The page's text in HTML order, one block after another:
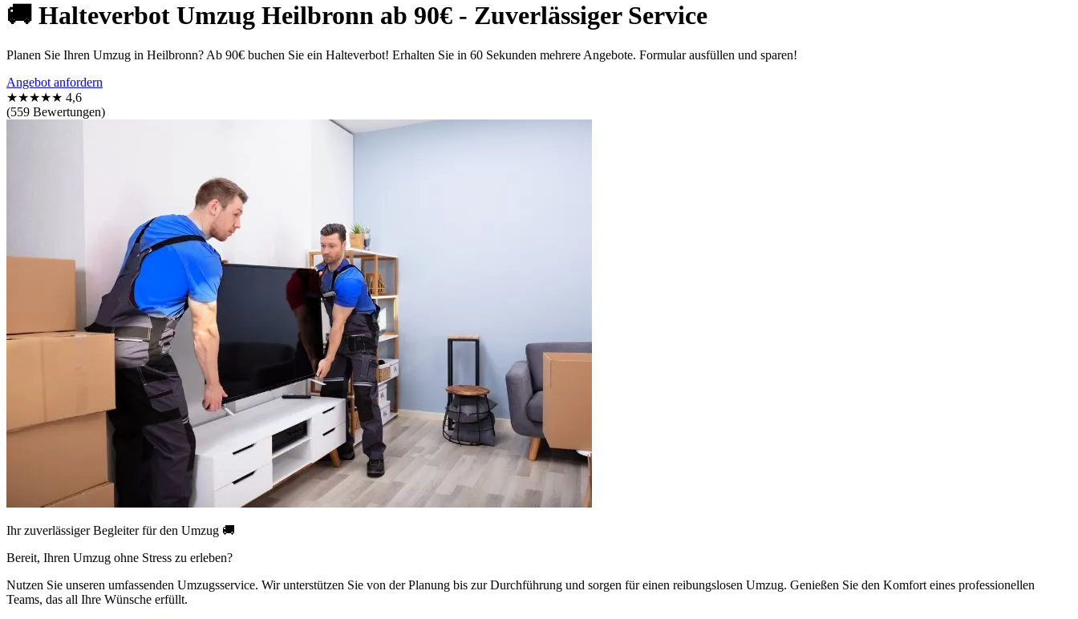
🚚 Halteverbot Umzug Heilbronn ab 90€ - Zuverlässiger Service
Planen Sie Ihren Umzug in Heilbronn? Ab 90€ buchen Sie ein Halteverbot! Erhalten Sie in 60 Sekunden mehrere Angebote. Formular ausfüllen und sparen!
Angebot anfordern
★★★★★ 4,6
(559 Bewertungen)
Ihr zuverlässiger Begleiter für den Umzug 🚚
Bereit, Ihren Umzug ohne Stress zu erleben?
Nutzen Sie unseren umfassenden Umzugsservice. Wir unterstützen Sie von der Planung bis zur Durchführung und sorgen für einen reibungslosen Umzug. Genießen Sie den Komfort eines professionellen
Teams, das all Ihre Wünsche erfüllt.